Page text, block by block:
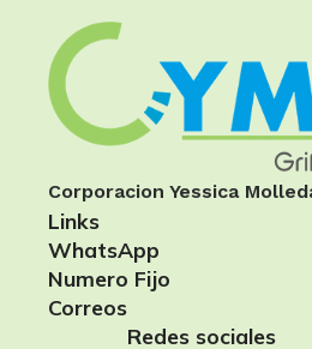
Corporacion Yessica
Links
WhatsApp
Numero Fijo
Correos
Redes sociales